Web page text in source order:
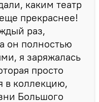
каким театр
прекраснее!
раз,
он полностью
я заряжалась
просто
в коллекцию,
Большого